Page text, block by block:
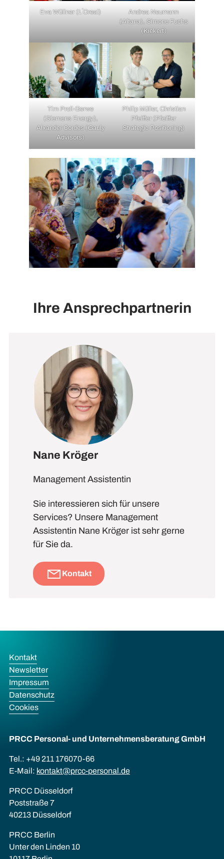
Eva Wüllner (L´Oreal)
Andrea Neumann
(Altana), Simone Fuchs
(Kiekert)
Tim Proll-Gerwe
(Siemens Energy),
Alxander Cordes (Gauly
Advisors)
Philip Müller, Christian
Pfeiffer (Pfeiffer
Strategic Positioning)
Ihre Ansprechpartnerin
Nane Kröger
Management Assistentin
Sie interessieren sich für unsere
Services? Unsere Management
Assistentin Nane Kröger ist sehr gerne
für Sie da.
Kontakt
Kontakt
Newsletter
Impressum
Datenschutz
Cookies
PRCC Personal- und Unternehmens­beratung GmbH
Tel.: +49 211 176070-66
E-Mail: kontakt@prcc-personal.de
PRCC Düsseldorf
Poststraße 7
40213 Düsseldorf
PRCC Berlin
Unter den Linden 10